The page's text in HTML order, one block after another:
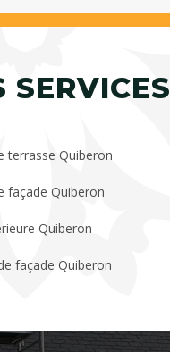
SERVICES
terrasse Quiberon
façade Quiberon
Quiberon
façade Quiberon